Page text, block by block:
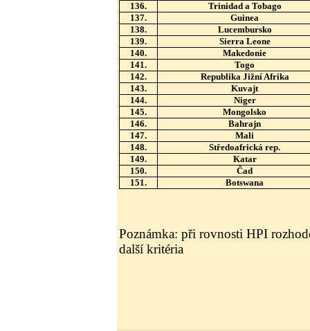
136.
Trinidad a Tobago
137.
Guinea
138.
Lucembursko
139.
Sierra Leone
140.
Makedonie
141.
Togo
142.
Republika Jižní Afrika
143.
Kuvajt
144.
Niger
145.
Mongolsko
146.
Bahrajn
147.
Mali
148.
Středoafrická rep.
149.
Katar
150.
Čad
151.
Botswana
Poznámka: při rovnosti HPI
další kritéria